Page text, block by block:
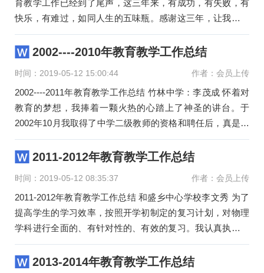
育教学工作已经到了尾声，这三年来，有成功，有失败，有
快乐，有难过，如同人生的五味瓶。感谢这三年，让我记下
这23年中充实的三
2002----2010年教育教学工作总结
时间：2019-05-12 15:00:44 作者：会员上传
2002----2011年教育教学工作总结 竹林中学：李茂成 怀着对
教育的梦想，我捧着一颗火热的心踏上了神圣的讲台。于
2002年10月我取得了中学二级教师的资格和聘任后，真是光
阴似箭，日月
2011-2012年教育教学工作总结
时间：2019-05-12 08:35:37 作者：会员上传
2011-2012年教育教学工作总结 和盛乡中心学校李文秀 为了
提高学生的学习效率，按照开学初制定的复习计划，对物理
学科进行全面的、有针对性的、有效的复习。我认真执行学
校教育
2013-2014年教育教学工作总结